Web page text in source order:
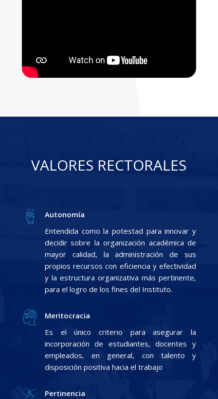
VALORES RECTORALES
Autonomía
Entendida como la potestad para innovar y
decidir sobre la organización académica de
mayor calidad, la administración de sus
propios recursos con eficiencia y efectividad
y la estructura organizativa más pertinente,
para el logro de los fines del Instituto.
Meritocracia
Es el único criterio para asegurar la
incorporación de estudiantes, docentes y
empleados, en general, con talento y
disposición positiva hacia el trabajo
Pertinencia